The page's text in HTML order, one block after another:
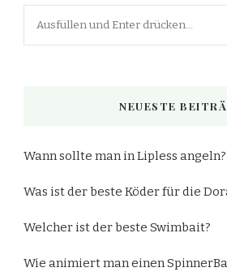
NEUESTE
Wann sollte man in Lipless angeln?
Was ist der beste Köder für die
Welcher ist der beste Swimbait?
Wie animiert man einen